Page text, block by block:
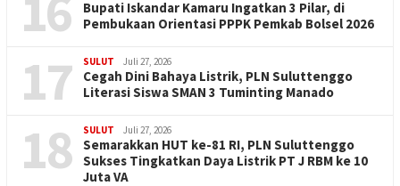
Bupati Iskandar Kamaru Ingatkan 3 Pilar, di
Pembukaan Orientasi PPPK Pemkab Bolsel 2026
17 SULUT Juli 27, 2026
Cegah Dini Bahaya Listrik, PLN Suluttenggo
Literasi Siswa SMAN 3 Tuminting Manado
18 SULUT Juli 27, 2026
Semarakkan HUT ke-81 RI, PLN Suluttenggo
Sukses Tingkatkan Daya Listrik PT J RBM ke 10
Juta VA